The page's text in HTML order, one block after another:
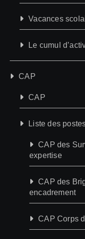
Vacances
Le cumul
CAP
CAP
Liste des
CAP des
expertise
CAP des
encadrement
CAP Corps